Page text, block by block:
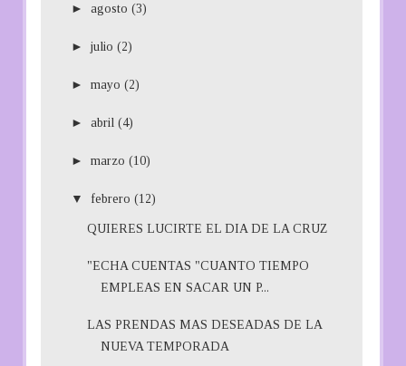
► agosto (3)
► julio (2)
► mayo (2)
► abril (4)
► marzo (10)
▼ febrero (12)
QUIERES LUCIRTE EL DIA DE LA CRUZ
"ECHA CUENTAS "CUANTO TIEMPO
EMPLEAS EN SACAR UN P...
LAS PRENDAS MAS DESEADAS DE LA
NUEVA TEMPORADA